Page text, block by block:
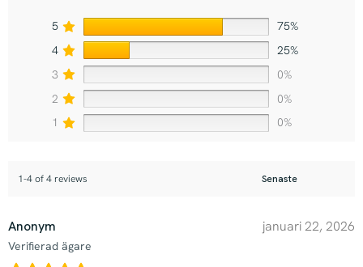
5
75%
4
25%
3
0%
2
0%
1
0%
1-4 of 4 reviews
Anonym
Verifierad ägare
januari 22, 2026